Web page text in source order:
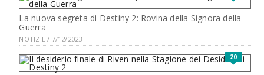
La nuova segreta di Destiny 2: Rovina della Signora della
Guerra
NOTIZIE / 7/12/2023
20